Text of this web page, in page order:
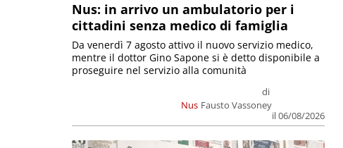
Nus: in arrivo un ambulatorio per i
cittadini senza medico di famiglia
Nus
di
Fausto Vassoney
il 06/08/2026
Da venerdì 7 agosto attivo il nuovo servizio medico,
mentre il dottor Gino Sapone si è detto disponibile a
proseguire nel servizio alla comunità